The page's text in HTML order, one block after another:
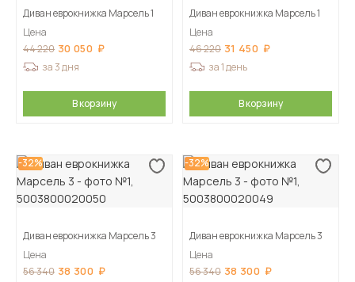
Диван еврокнижка Марсель 1
Цена
44 220 30 050
за 3 дня
В корзину
Диван еврокнижка Марсель 1
Цена
46 220 31 450
за 1 день
В корзину
-32%
Диван еврокнижка Марсель 3
Цена
56 340 38 300
-32%
Диван еврокнижка Марсель 3
Цена
56 340 38 300